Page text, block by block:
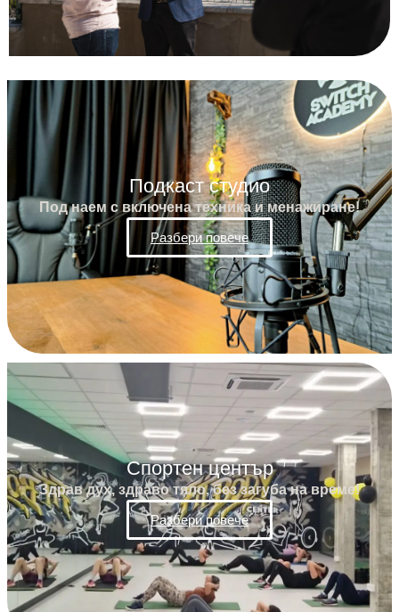
Подкаст студио
Под наем с включена техника и менажиране!
Разбери повече
Спортен център
Здрав дух, здраво тяло, без загуба на време!
Разбери повече